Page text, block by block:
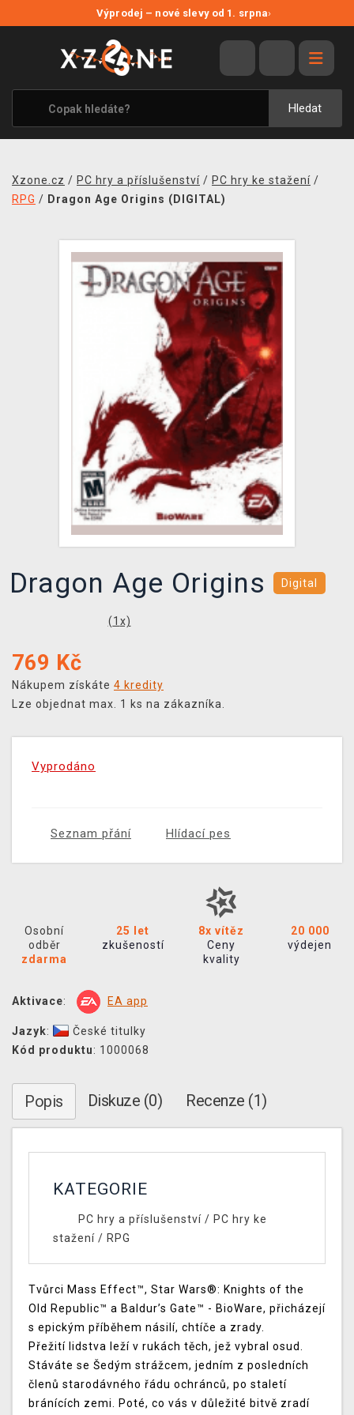
Výprodej – nové slevy od 1. srpna›
Hledat
VÝPRODEJ
VIDEOHRY
XZONE ORIGINALS
TÉMATIKY
MERCHANDISE
XZONE KLUB
TCG & BOARDGAME HUB
VÝKUP HER (BAZAR)
Xzone.cz / PC hry a příslušenství / PC hry ke stažení /
RPG / Dragon Age Origins (DIGITAL)
Dragon Age Origins Digital
(1 x)
769 Kč
Nákupem získáte 4 kredity
Lze objednat max. 1 ks na zákazníka.
Vyprodáno
Seznam přání Hlídací pes
Osobní
odběr
zdarma
25 let
zkušeností
8x vítěz
Ceny
kvality
20 000
výdejen
Aktivace: EA app
Jazyk:
České titulky
Kód produktu: 1000068
Popis Diskuze (0) Recenze (1)
KATEGORIE
PC hry a příslušenství/ PC hry ke
stažení / RPG
Tvůrci Mass Effect™, Star Wars®: Knights of the
Old Republic™ a Baldur’s Gate™ - BioWare, přicházejí
s epickým příběhem násilí, chtíče a zrady.
Přežití lidstva leží v rukách těch, jež vybral osud.
Stáváte se Šedým strážcem, jedním z posledních
členů starodávného řádu ochránců, po staletí
bránících zemi. Poté, co vás v důležité bitvě zradí